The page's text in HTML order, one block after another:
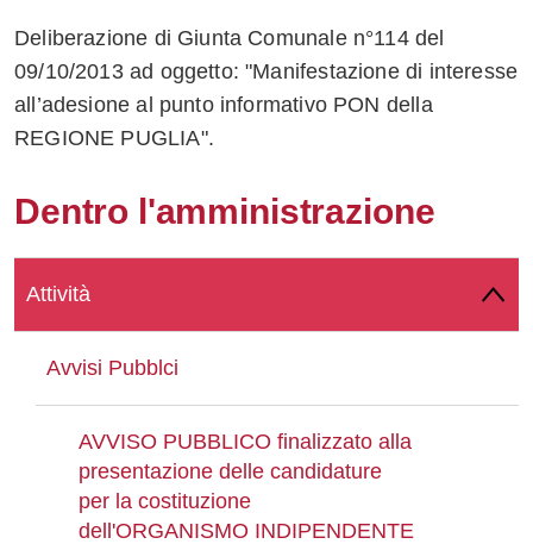
network
Facebook
su
Twitter
Condividi
su
Condividi
Whatsapp
Deliberazione di Giunta Comunale n°114 del
09/10/2013 ad oggetto: "Manifestazione di interesse
all’adesione al punto informativo PON della
REGIONE PUGLIA".
Dentro l'amministrazione
Attività
Avvisi Pubblci
AVVISO PUBBLICO finalizzato alla
presentazione delle candidature
per la costituzione
dell'ORGANISMO INDIPENDENTE